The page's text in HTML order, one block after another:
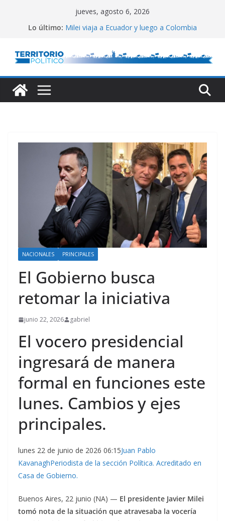
jueves, agosto 6, 2026
Lo último: Milei viaja a Ecuador y luego a Colombia
Lula defendió la relación entre estados
Reservas del Central: gran aumento
NACIONALES PRINCIPALES
El Gobierno busca
retomar la iniciativa
junio 22, 2026 gabriel
El vocero presidencial
ingresará de manera
formal en funciones este
lunes. Cambios y ejes
principales.
lunes 22 de junio de 2026 06:15Juan Pablo
KavanaghPeriodista de la sección Política. Acreditado en
Casa de Gobierno.
Buenos Aires, 22 junio (NA) — El presidente Javier Milei
tomó nota de la situación que atravesaba la vocería